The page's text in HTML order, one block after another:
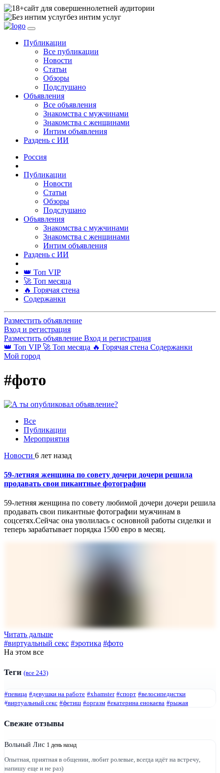
сайт для совершеннолетней аудитории
без интим услуг
Публикации
Все публикации
Новости
Статьи
Обзоры
Подслушано
Объявления
Все объявления
Знакомства с мужчинами
Знакомства с женщинами
Интим объявления
Раздень с ИИ
Россия
Публикации
Новости
Статьи
Обзоры
Подслушано
Объявления
Знакомства с мужчинами
Знакомства с женщинами
Интим объявления
Раздень с ИИ
👑 Топ VIP
🚀 Топ месяца
🔥 Горячая стена
Содержанки
Разместить объявление
Вход и регистрация
Разместить объявление Вход и регистрация
👑 Топ VIP 🚀 Топ месяца 🔥 Горячая стена Содержанки
Мой город
#фото
Все
Публикации
Мероприятия
Новости 6 лет назад
59-летняя женщина по совету дочери дочери решила
продавать свои пикантные фотографии
59-летняя женщина по совету любимой дочери дочери решила
продавать свои пикантные фотографии мужчинам в
соцсетях.Сейчас она уволилась с основной работы сиделки и
теперь зарабатывает порядка 1500 евро в месяц.
Читать дальше
#виртуальный секс #эротика #фото
На этом все
Теги (все 243)
#певица #девушки на работе #xhamster #спорт #велосипедистки
#виртуальный секс #фетиш #оргазм #екатерина енокаева #рыжая
Свежие отзывы
Вольный Лис 1 день назад
Опытная, приятная в общении, любит ролевые, всегда идёт на встречу,
напишу еще и не раз)